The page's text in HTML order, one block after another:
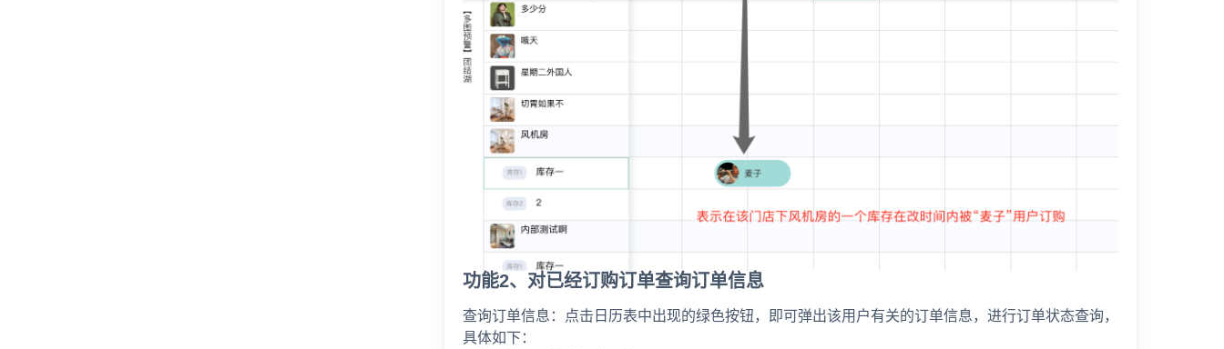
功能2、对已经订购订单查询订单信息
查询订单信息：点击日历表中出现的绿色按钮，即可弹出该用户有关的订单信息，进行订单状态查询，
具体如下：